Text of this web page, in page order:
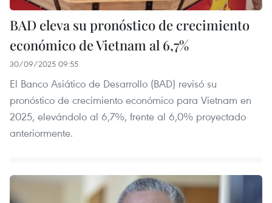
BAD eleva su pronóstico de crecimiento
económico de Vietnam al 6,7%
30/09/2025 09:55
El Banco Asiático de Desarrollo (BAD) revisó su
pronóstico de crecimiento económico para Vietnam en
2025, elevándolo al 6,7%, frente al 6,0% proyectado
anteriormente.